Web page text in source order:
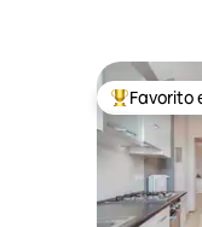
De los
Favorito